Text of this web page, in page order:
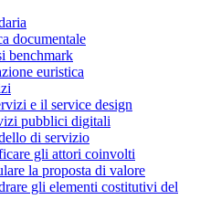
documentale
benchmark
euristica
e il service design
pubblici digitali
di servizio
gli attori coinvolti
la proposta di valore
gli elementi costitutivi del